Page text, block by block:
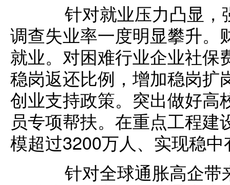
针对就业压力凸显，
调查失业率一度明显攀升。
就业。对困难行业企业社保
稳岗返还比例，增加稳岗扩
创业支持政策。突出做好高
员专项帮扶。在重点工程
模超过3200万人、实现稳
针对全球通胀高企带